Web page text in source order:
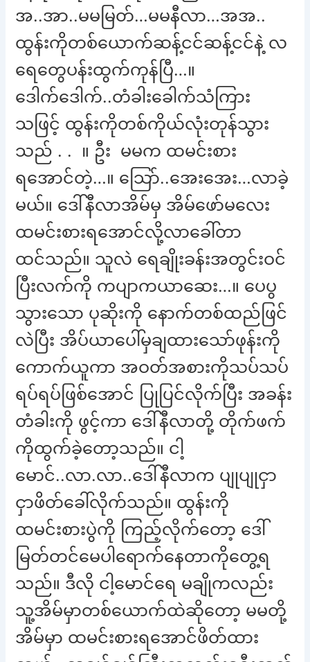
အ..အာ..မမမြတ်…မမနီလာ…အအ..
ထွန်းကိုတစ်ယောက်ဆန့်ငင်ဆန့်ငင်နဲ့ လ
ရေတွေပန်းထွက်ကုန်ပြီ…။
ဒေါက်ဒေါက်..တံခါးခေါက်သံကြား
သဖြင့် ထွန်းကိုတစ်ကိုယ်လုံးတုန်သွား
သည် . . ။ ဦး မမက ထမင်းစား
ရအောင်တဲ့…။ သြော်..အေးအေး…လာခဲ့
မယ်။ ဒေါ်နီလာအိမ်မှ အိမ်ဖော်မလေး
ထမင်းစားရအောင်လို့လာခေါ်တာ
ထင်သည်။ သူလဲ ရေချိုးခန်းအတွင်းဝင်
ပြီးလက်ကို ကပျာကယာဆေး…။ ပေပွ
သွားသော ပုဆိုးကို နောက်တစ်ထည်ဖြင်
လဲပြီး အိပ်ယာပေါ်မှချထားသော်ဖုန်းကို
ကောက်ယူကာ အဝတ်အစားကိုသပ်သပ်
ရပ်ရပ်ဖြစ်အောင် ပြုပြင်လိုက်ပြီး အခန်း
တံခါးကို ဖွင့်ကာ ဒေါ်နီလာတို့ တိုက်ဖက်
ကိုထွက်ခဲ့တော့သည်။ ငါ့
မောင်..လာ.လာ..ဒေါ်နီလာက ပျုပျုငှာ
ငှာဖိတ်ခေါ်လိုက်သည်။ ထွန်းကို
ထမင်းစားပွဲကို ကြည့်လိုက်တော့ ဒေါ်
မြတ်တင်မေပါရောက်နေတာကိုတွေ့ရ
သည်။ ဒီလို ငါ့မောင်ရေ မချိုကလည်း
သူ့အိမ်မှာတစ်ယောက်ထဲဆိုတော့ မမတို့
အိမ်မှာ ထမင်းစားရအောင်ဖိတ်ထား